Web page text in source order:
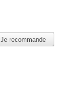
Je recommande